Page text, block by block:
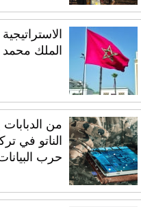
الملك
من
الناتو في
حرب